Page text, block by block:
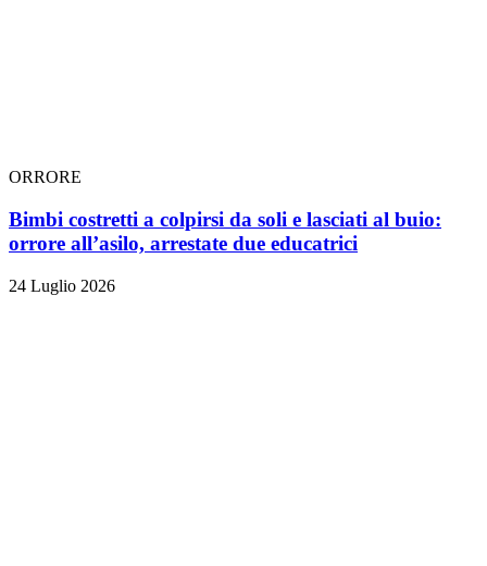
ORRORE
Bimbi costretti a colpirsi da soli e lasciati al buio:
orrore all’asilo, arrestate due educatrici
24 Luglio 2026